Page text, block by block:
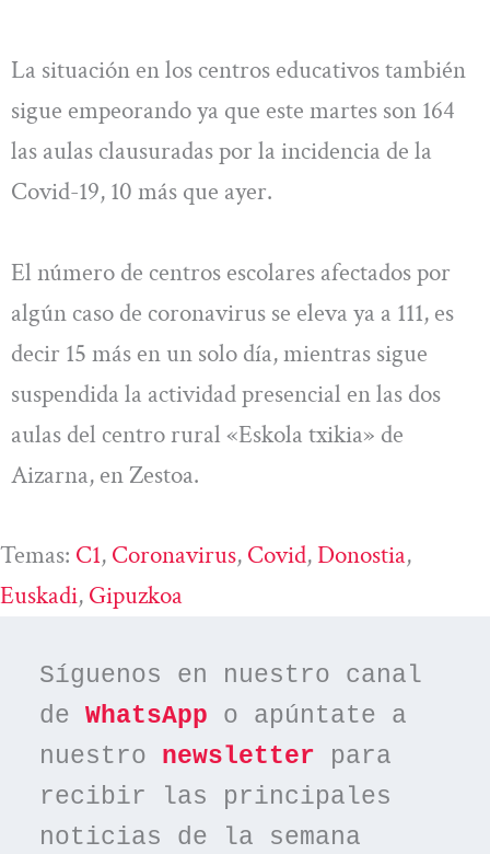
La situación en los centros educativos también
sigue empeorando ya que este martes son 164
las aulas clausuradas por la incidencia de la
Covid-19, 10 más que ayer.
El número de centros escolares afectados por
algún caso de coronavirus se eleva ya a 111, es
decir 15 más en un solo día, mientras sigue
suspendida la actividad presencial en las dos
aulas del centro rural «Eskola txikia» de
Aizarna, en Zestoa.
Temas: C1, Coronavirus, Covid, Donostia
Euskadi, Gipuzkoa
Síguenos en nuestro canal
de WhatsApp o apúntate a
nuestro newsletter para
recibir las principales
noticias de la semana